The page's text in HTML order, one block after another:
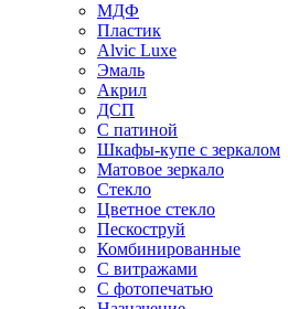
МДФ
Пластик
Alvic Luxe
Эмаль
Акрил
ДСП
С патиной
Шкафы-купе с зеркалом
Матовое зеркало
Стекло
Цветное стекло
Пескоструй
Комбинированные
С витражами
С фотопечатью